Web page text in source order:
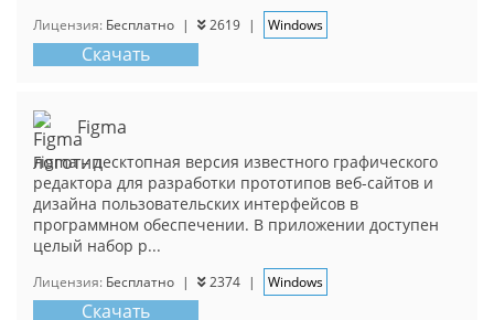
Лицензия: Бесплатно | 2619 | Windows
Скачать
Figma
Figma – десктопная версия известного графического
редактора для разработки прототипов веб-сайтов и
дизайна пользовательских интерфейсов в
программном обеспечении. В приложении доступен
целый набор р...
Лицензия: Бесплатно | 2374 | Windows
Скачать